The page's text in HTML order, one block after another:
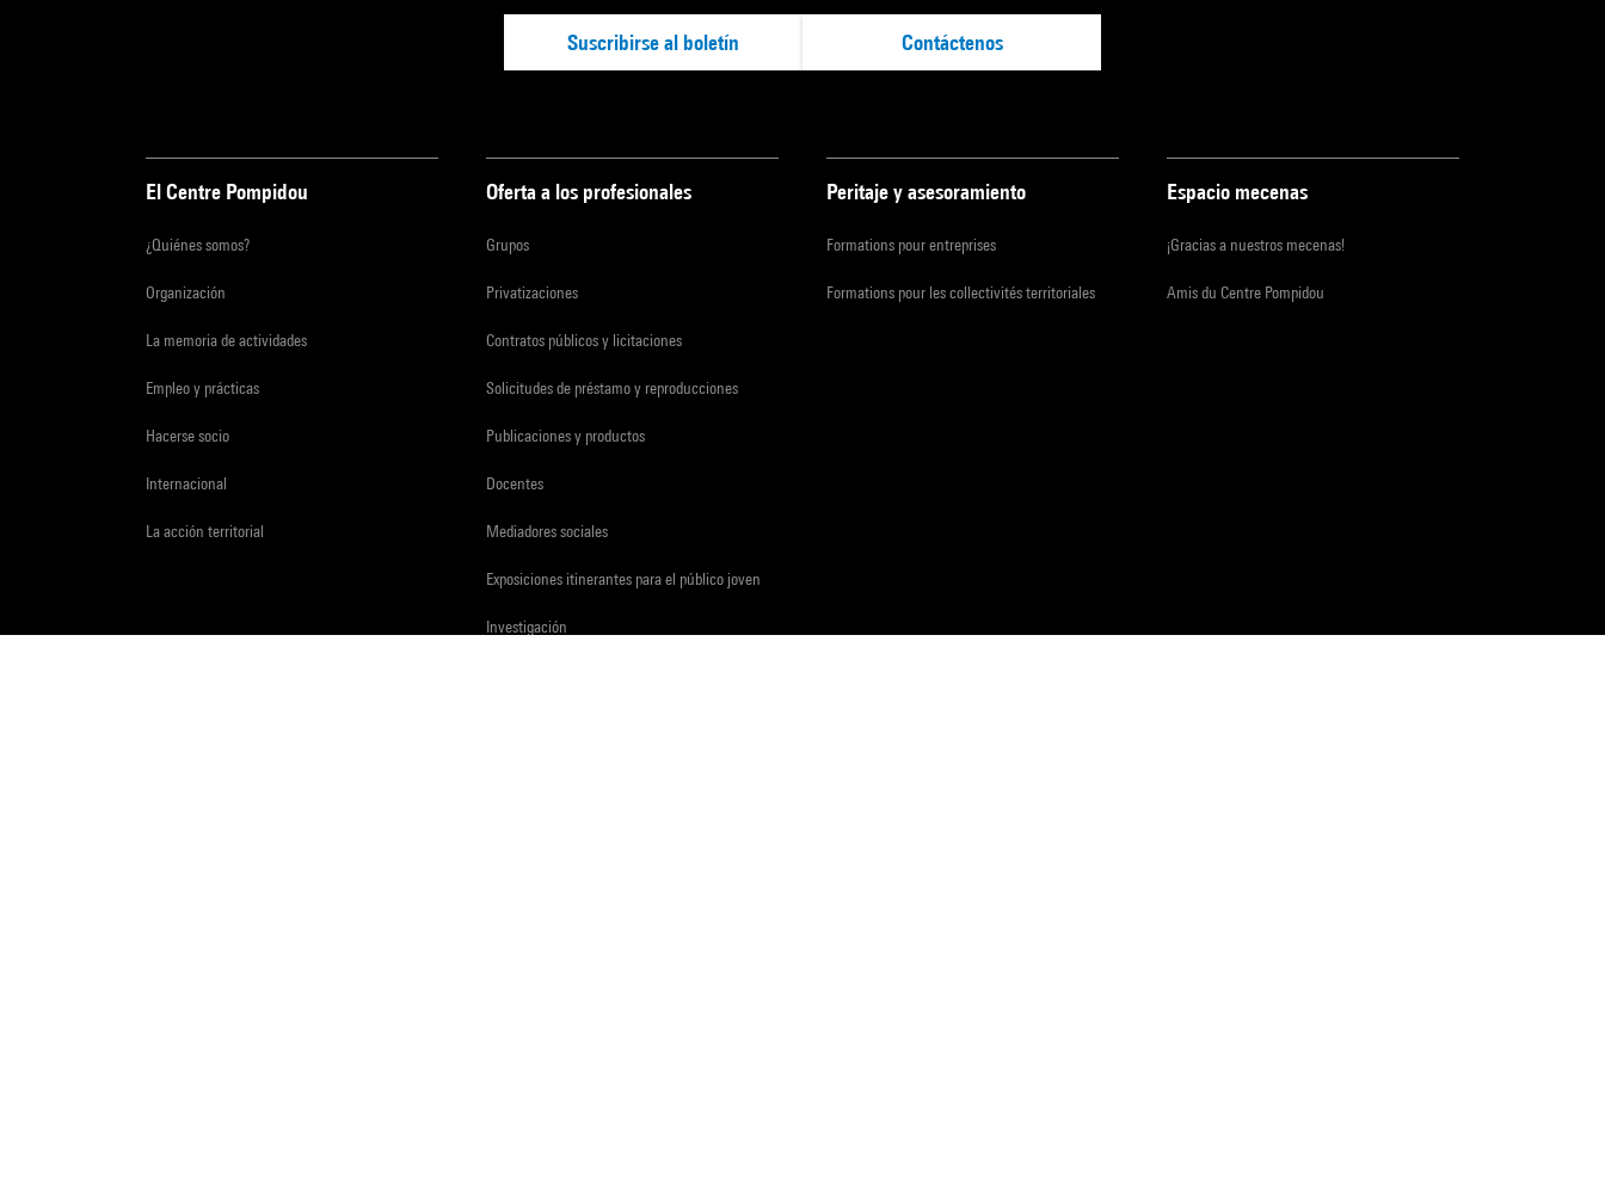
Suscribirse al boletín Contáctenos
El Centre Pompidou
¿Quiénes somos?
Organización
La memoria de actividades
Empleo y prácticas
Hacerse socio
Internacional
La acción territorial
Oferta a los profesionales
Grupos
Privatizaciones
Contratos públicos y licitaciones
Solicitudes de préstamo y reproducciones
Publicaciones y productos
Docentes
Mediadores sociales
Exposiciones itinerantes para el público joven
Investigación
Peritaje y asesoramiento
Formations pour entreprises
Formations pour les collectivités territoriales
Espacio mecenas
¡Gracias a nuestros mecenas!
Amis du Centre Pompidou